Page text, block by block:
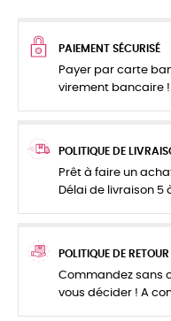
PAIEMENT SÉCURISÉ
Payer par carte
virement bancaire !
POLITIQUE DE
Prêt à faire un
Délai de livraison 5
POLITIQUE DE RETOUR
Commandez sans
vous décider ! A